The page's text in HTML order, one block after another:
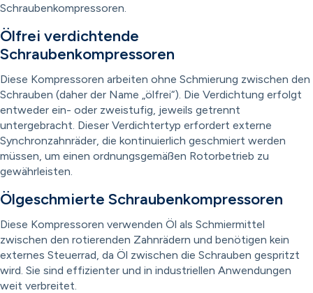
Schraubenkompressoren.
Ölfrei verdichtende
Schraubenkompressoren
Diese Kompressoren arbeiten ohne Schmierung zwischen den
Schrauben (daher der Name „ölfrei“). Die Verdichtung erfolgt
entweder ein- oder zweistufig, jeweils getrennt
untergebracht. Dieser Verdichtertyp erfordert externe
Synchronzahnräder, die kontinuierlich geschmiert werden
müssen, um einen ordnungsgemäßen Rotorbetrieb zu
gewährleisten.
Ölgeschmierte Schraubenkompressoren
Diese Kompressoren verwenden Öl als Schmiermittel
zwischen den rotierenden Zahnrädern und benötigen kein
externes Steuerrad, da Öl zwischen die Schrauben gespritzt
wird. Sie sind effizienter und in industriellen Anwendungen
weit verbreitet.